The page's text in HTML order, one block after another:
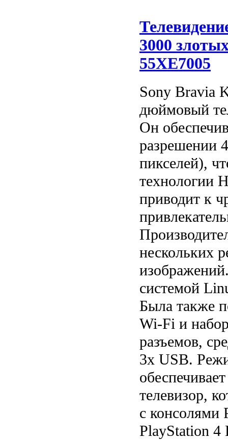
3000
55XE7005
Sony Bravia
дюймовый
Он
разрешении
пикселей),
технологии
приводит к
нескольких
системой
Была также
Wi-Fi и
разъемов,
3x USB.
телевизор,
с консолями
PlayStation 4